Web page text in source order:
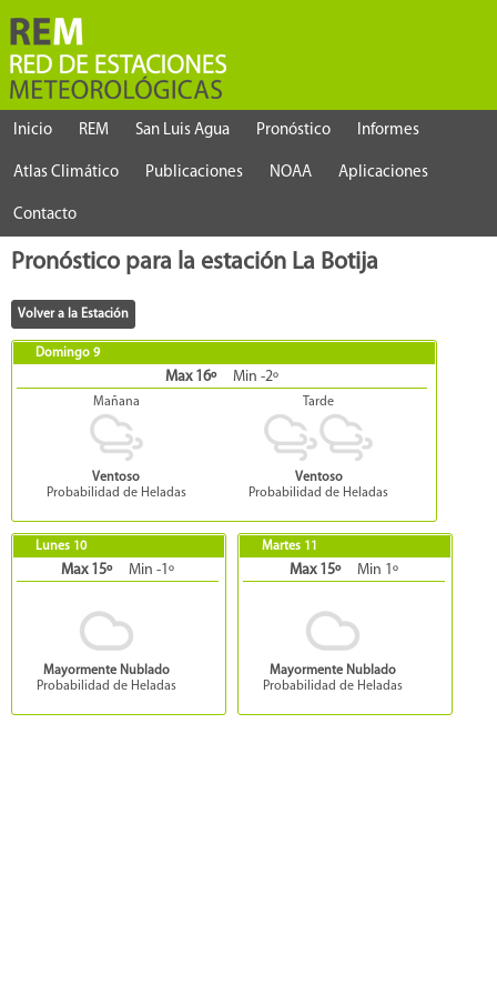
Inicio REM San Luis Agua Pronóstico Informes
Atlas Climático Publicaciones NOAA Aplicaciones
Contacto
Pronóstico para la estación La Botija
Domingo 9
Max 16º Min -2º
Mañana
Ventoso
Probabilidad de Heladas
Tarde
Ventoso
Probabilidad de Heladas
Lunes 10
Max 15º Min -1º
Mayormente Nublado
Probabilidad de Heladas
Martes 11
Max 15º Min 1º
Mayormente Nublado
Probabilidad de Heladas